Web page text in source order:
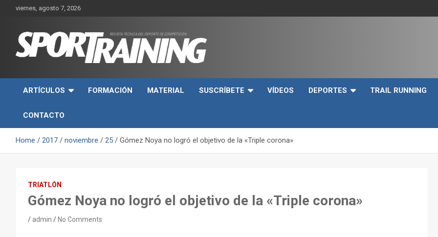
viernes, agosto 7, 2026
Revista técnica del
rendimiento, nutrición y entrenamiento.
ARTÍCULOS
FORMACIÓN MATERIAL SUSCRÍBETE VÍDEOS DEPORTES TRAIL RUNNING
CONTACTO
Home 2017 noviembre 25 Gómez Noya no logró el objetivo de la «Triple corona»
TRIATLÓN
Gómez Noya no logró el objetivo de la «Triple corona»
admin No Comments